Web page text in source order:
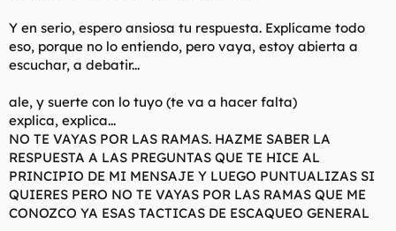
Y en serio, espero ansiosa tu respuesta. Explícame todo
eso, porque no lo entiendo, pero vaya, estoy abierta a
escuchar, a debatir...
ale, y suerte con lo tuyo (te va a hacer falta)
explica, explica...
NO TE VAYAS POR LAS RAMAS. HAZME SABER LA
RESPUESTA A LAS PREGUNTAS QUE TE HICE AL
PRINCIPIO DE MI MENSAJE Y LUEGO PUNTUALIZAS SI
QUIERES PERO NO TE VAYAS POR LAS RAMAS QUE ME
CONOZCO YA ESAS TACTICAS DE ESCAQUEO GENERAL